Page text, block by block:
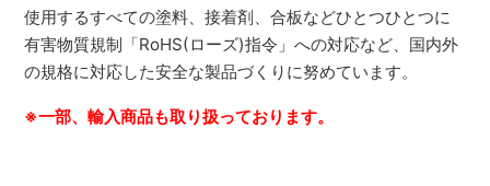
使用するすべての塗料、接着剤、合板などひとつひとつに
有害物質規制「RoHS(ローズ)指令」への対応など、国内外
の規格に対応した安全な製品づくりに努めています。
※一部、輸入商品も取り扱っております。